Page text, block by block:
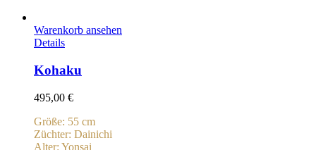
Warenkorb ansehen
Details
Kohaku
495,00 €
Größe: 55 cm
Züchter: Dainichi
Alter: Yonsai